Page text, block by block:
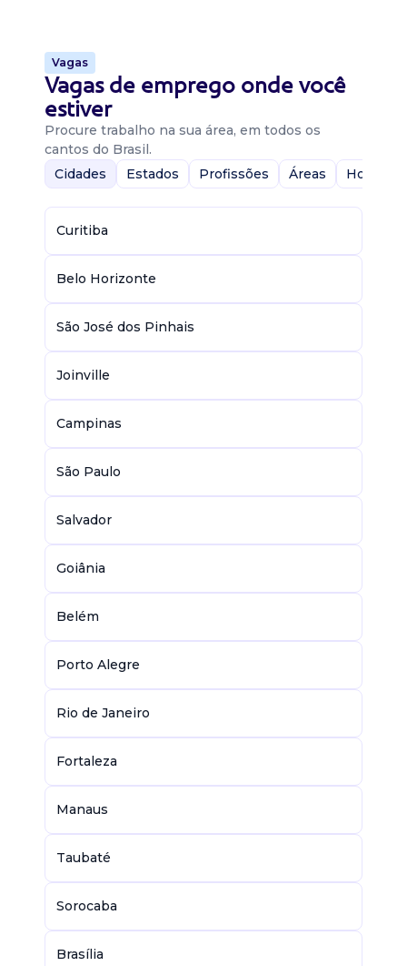
Vagas
Vagas de emprego onde você
estiver
Procure trabalho na sua área, em todos os
cantos do Brasil.
Cidades
Estados Profissões Áreas Home-
Curitiba
Belo Horizonte
São José dos Pinhais
Joinville
Campinas
São Paulo
Salvador
Goiânia
Belém
Porto Alegre
Rio de Janeiro
Fortaleza
Manaus
Taubaté
Sorocaba
Brasília